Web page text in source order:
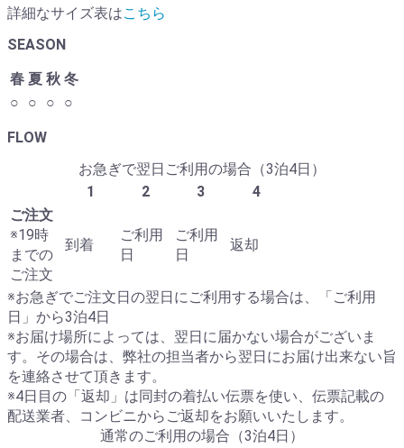
詳細なサイズ表はこちら
SEASON
春 夏 秋 冬
○
○ ○ ○
FLOW
お急ぎで翌日ご利用の場合（3泊4日）
1
2 3
4
ご注文
※19時
までの
ご注文
到着
ご利用
日
ご利用
日
返却
※お急ぎでご注文日の翌日にご利用する場合は、「ご利用
日」から3泊4日
※お届け場所によっては、翌日に届かない場合がございま
す。その場合は、弊社の担当者から翌日にお届け出来ない旨
を連絡させて頂きます。
※4日目の「返却」は同封の着払い伝票を使い、伝票記載の
配送業者、コンビニからご返却をお願いいたします。
通常のご利用の場合（3泊4日）